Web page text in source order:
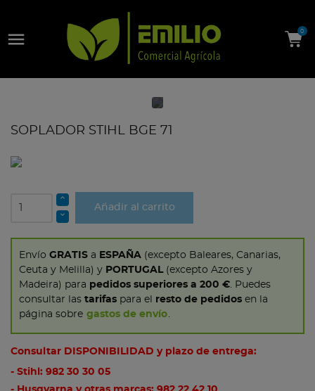
 0
SOPLADOR STIHL BGE 71
Añadir al carrito
Envío GRATIS a ESPAÑA (excepto Baleares, Canarias,
Ceuta y Melilla) y PORTUGAL(excepto Azores y
Madeira) para pedidos superiores a 200 €. Puedes
consultar las tarifas para el resto de pedidos en la
página sobre gastos de envío.
Consultar DISPONIBILIDAD y plazo de entrega:
- Stihl: 982 30 30 05